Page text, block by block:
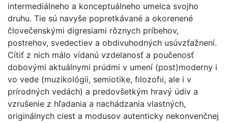
intermediálneho a konceptuálneho umelca svojho
druhu. Tie sú navyše popretkávané a okorenené
človečenskými digresiami rôznych príbehov,
postrehov, svedectiev a obdivuhodných usúvzťažnení.
Cítiť z nich málo vídanú vzdelanosť a poučenosť
dobovými aktuálnymi prúdmi v umení (post)moderny i
vo vede (muzikológii, semiotike, fılozofıi, ale i v
prírodných vedách) a predovšetkým hravý údiv a
vzrušenie z hľadania a nachádzania vlastných,
originálnych ciest a modusov autenticky nekonvenčnej